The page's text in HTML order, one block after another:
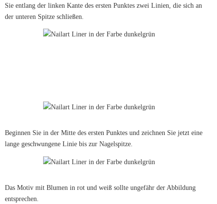
Sie entlang der linken Kante des ersten Punktes zwei Linien, die sich an
der unteren Spitze schließen.
Beginnen Sie in der Mitte des ersten Punktes und zeichnen Sie jetzt eine
lange geschwungene Linie bis zur Nagelspitze.
Das Motiv mit Blumen in rot und weiß sollte ungefähr der Abbildung
entsprechen.